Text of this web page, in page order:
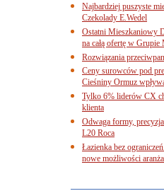
Najbardziej puszyste
Czekolady E.Wedel
Ostatni Mieszkaniowy
na całą ofertę w
Rozwiązania
Ceny surowców pod
Cieśniny Ormuz
Tylko 6% liderów CX
klienta
Odwaga formy,
L20 Roca
Łazienka bez
nowe możliwości